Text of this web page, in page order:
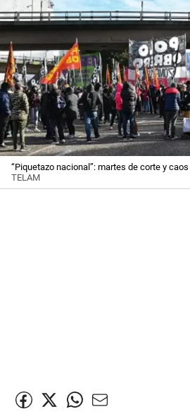
“Piquetazo nacional”: martes de corte y
TELAM